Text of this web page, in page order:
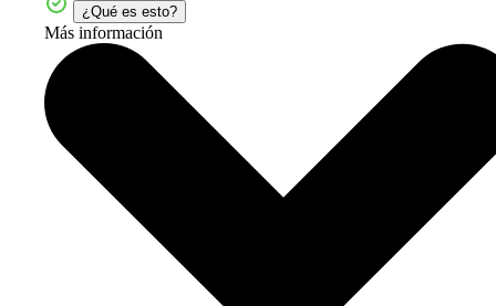
¿Qué es esto?
Más información